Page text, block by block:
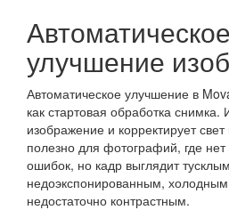
Автоматическое
улучшение
Автоматическое улучшение в
как стартовая обработка
изображение и корректирует
полезно для фотографий, где нет
ошибок, но кадр выглядит
недоэкспонированным,
недостаточно контрастным.